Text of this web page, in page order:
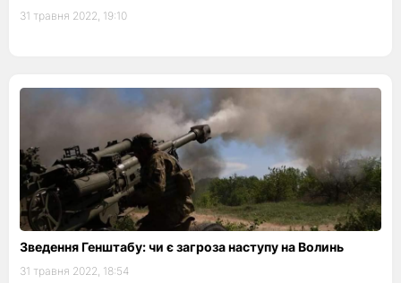
31 травня 2022, 19:10
Зведення Генштабу: чи є загроза наступу на Волинь
31 травня 2022, 18:54